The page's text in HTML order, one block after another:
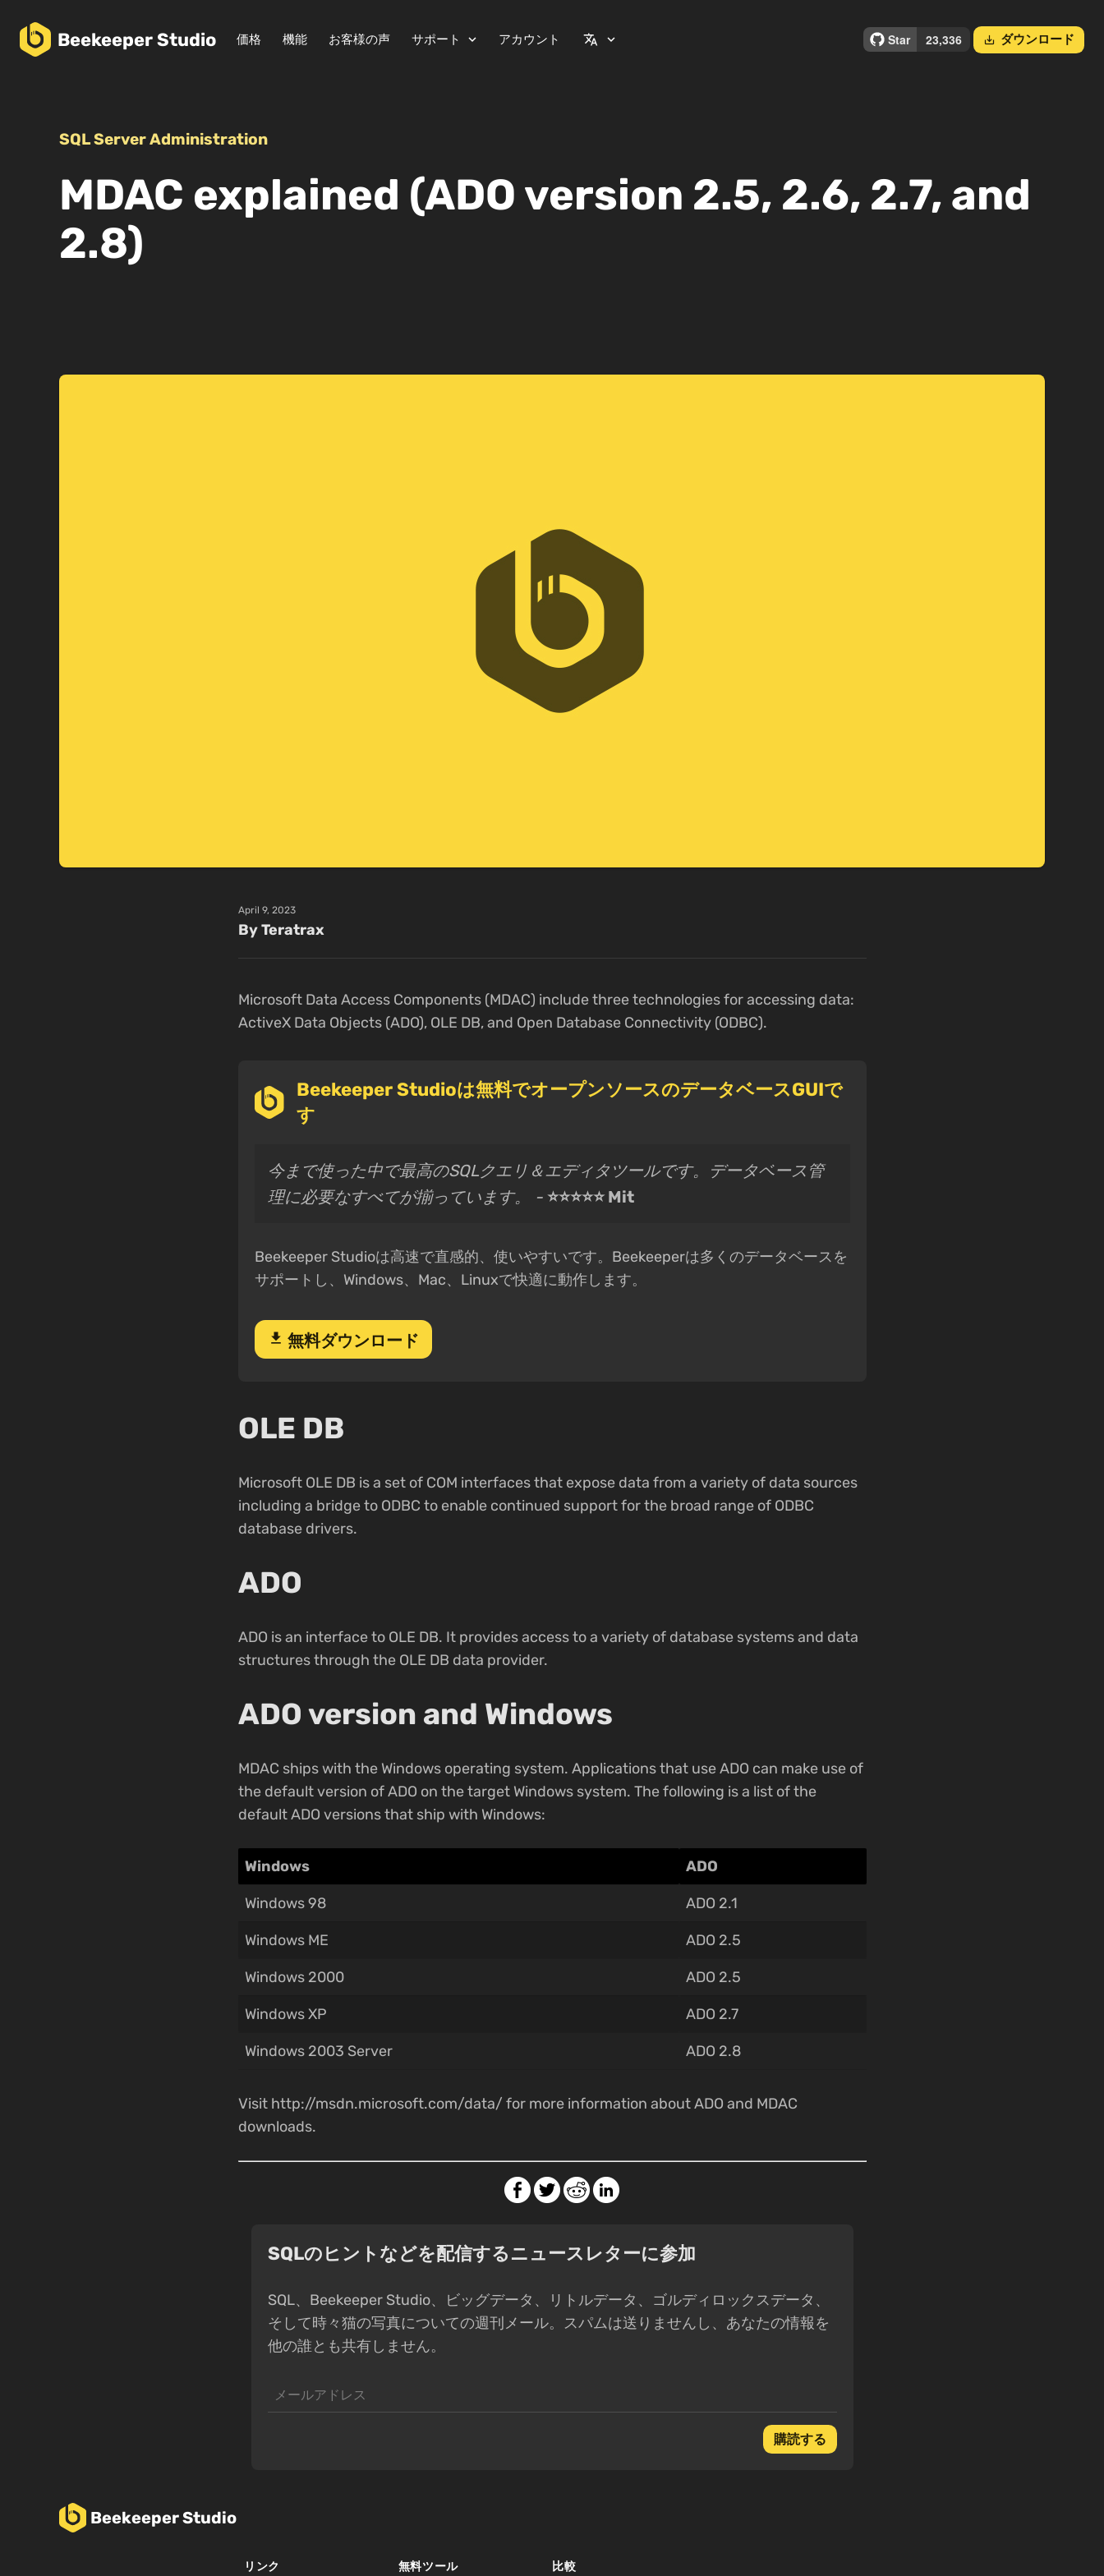
BeekeeperStudio 価格 機能 お客様の声 サポート expand_more アカウント translate expand_more save_alt ダウンロード
SQL Server Administration
MDAC explained (ADO version 2.5, 2.6, 2.7, and
2.8)
April 9, 2023
By Teratrax
Microsoft Data Access Components (MDAC) include three technologies for accessing data:
ActiveX Data Objects (ADO), OLE DB, and Open Database Connectivity (ODBC).
Beekeeper Studioは無料でオープンソースのデータベースGUIで
す
今まで使った中で最高のSQLクエリ＆エディタツールです。データベース管
理に必要なすべてが揃っています。 - ⭐⭐⭐⭐⭐ Mit
Beekeeper Studioは高速で直感的、使いやすいです。Beekeeperは多くのデータベースを
サポートし、Windows、Mac、Linuxで快適に動作します。
download 無料ダウンロード
OLE DB
Microsoft OLE DB is a set of COM interfaces that expose data from a variety of data sources
including a bridge to ODBC to enable continued support for the broad range of ODBC
database drivers.
ADO
ADO is an interface to OLE DB. It provides access to a variety of database systems and data
structures through the OLE DB data provider.
ADO version and Windows
MDAC ships with the Windows operating system. Applications that use ADO can make use of
the default version of ADO on the target Windows system. The following is a list of the
default ADO versions that ship with Windows:
Windows ADO
Windows 98 ADO 2.1
Windows ME ADO 2.5
Windows 2000 ADO 2.5
Windows XP ADO 2.7
Windows 2003 Server ADO 2.8
Visit http://msdn.microsoft.com/data/ for more information about ADO and MDAC
downloads.
SQLのヒントなどを配信するニュースレターに参加
SQL、Beekeeper Studio、ビッグデータ、リトルデータ、ゴルディロックスデータ、
そして時々猫の写真についての週刊メール。スパムは送りませんし、あなたの情報を
他の誰とも共有しません。
購読する
Beekeeper Studio
リンク 無料ツール 比較